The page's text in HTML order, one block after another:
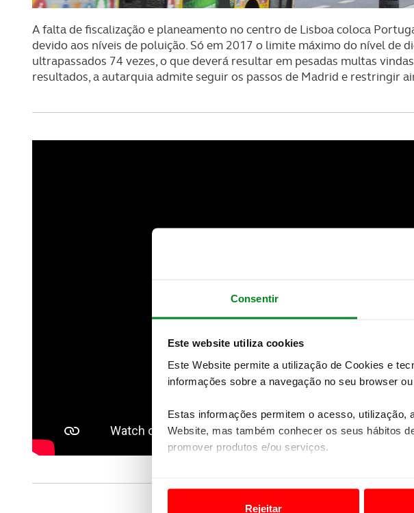
Consentir
Este website utiliza cookies
Este Website permite a utilização de Cookies e
informações sobre a navegação no seu browser
Estas informações permitem o acesso, utilização,
Website, mas também conhecer os seus hábitos
promover produtos e/ou serviços.
Rejeitar
A falta de fiscalização e planeamento no centro de Lisboa coloca
devido aos níveis de poluição. Só em 2017 o limite máximo do nível de
ultrapassados 74 vezes, o que deverá resultar em pesadas multas
resultados, a autarquia admite seguir os passos de Madrid e restringir